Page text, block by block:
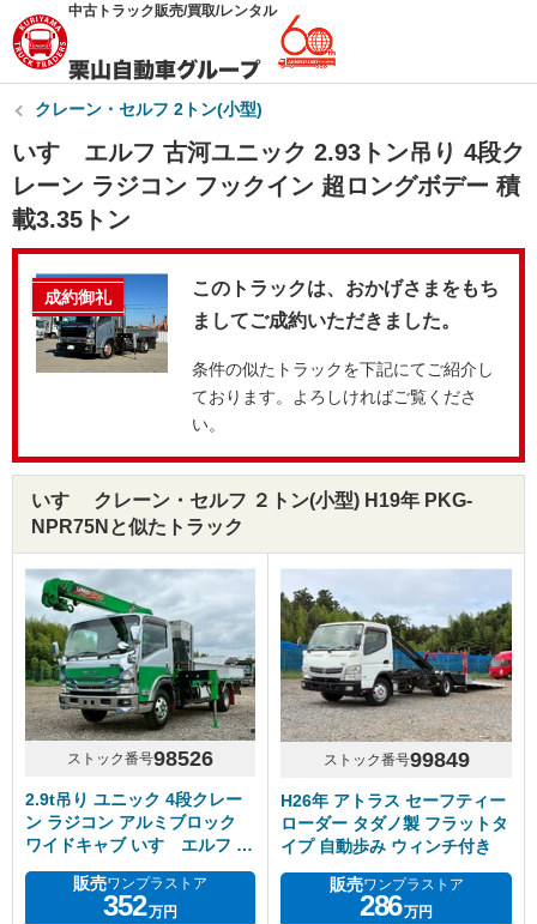
中古トラック販売/買取/レンタル
クレーン・セルフ 2トン(小型)
いすゞエルフ 古河ユニック 2.93トン吊り 4段ク
レーン ラジコン フックイン 超ロングボデー 積
載3.35トン
成約御礼
このトラックは、おかげさまをもち
ましてご成約いただきました。
条件の似たトラックを下記にてご紹介し
ております。よろしければご覧くださ
い。
いすゞ クレーン・セルフ ２トン(小型) H19年 PKG-
NPR75Nと似たトラック
ストック番号98526
2.9t吊り ユニック 4段クレー
ン ラジコン アルミブロック
ワイドキャブ いすゞエルフ マ
ニュアル6速 積載2.5トン
販売ワンプラストア
352万円
ストック番号99849
H26年 アトラス セーフティー
ローダー タダノ製 フラットタ
イプ 自動歩み ウィンチ付き
販売ワンプラストア
286万円